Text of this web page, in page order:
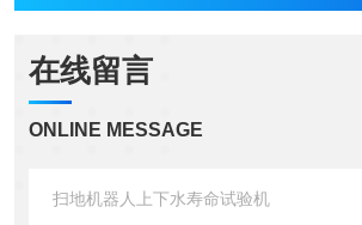
在线留言
ONLINE MESSAGE